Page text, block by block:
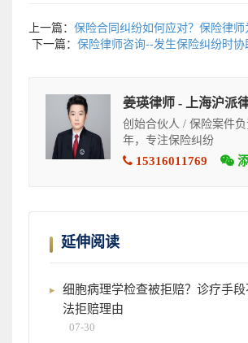
上一篇： 保险合同纠纷如何应对？保险律
下一篇： 保险律师咨询--发生保险纠纷时协
姜瑛律师 - 上海沪派
创始合伙人 / 保险案件
年，专注保险纠纷
15316011769
延伸阅读
细胞病理学检查被拒赔？诊疗手
法拒赔理由
07-30